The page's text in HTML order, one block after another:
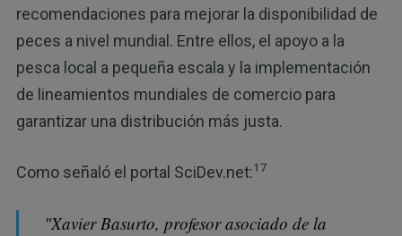
recomendaciones para mejorar la disponibilidad de
peces a nivel mundial. Entre ellos, el apoyo a la
pesca local a pequeña escala y la implementación
de lineamientos mundiales de comercio para
garantizar una distribución más justa.
Como señaló el portal SciDev.net:17
"Xavier Basurto, profesor asociado de la